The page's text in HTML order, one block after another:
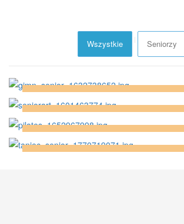
Wszystkie Seniorzy
Gimnastyka seniorów
Seniorzy
Senior art
Seniorzy
SENIOR FIT
Seniorzy
TANIEC SENIOR